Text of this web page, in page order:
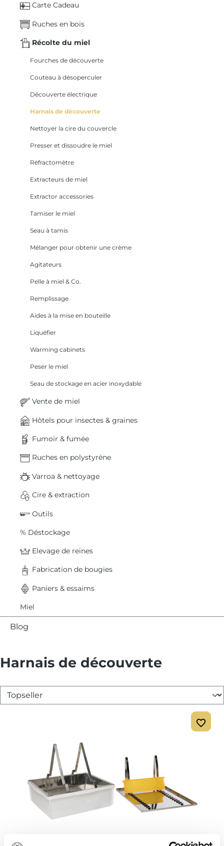
Carte Cadeau
Ruches en bois
Récolte du miel
Fourches de découverte
Couteau à désoperculer
Découverte électrique
Harnais de découverte
Nettoyer la cire du couvercle
Presser et dissoudre le miel
Réfractomètre
Extracteurs de miel
Extractor accessories
Tamiser le miel
Seau à tamis
Mélanger pour obtenir une crème
Agitateurs
Pelle à miel & Co.
Remplissage
Aides à la mise en bouteille
Liquéfier
Warming cabinets
Peser le miel
Seau de stockage en acier inoxydable
Vente de miel
Hôtels pour insectes & graines
Fumoir & fumée
Ruches en polystyrène
Varroa & nettoyage
Cire & extraction
Outils
% Déstockage
Elevage de reines
Fabrication de bougies
Paniers & essaims
Miel
Blog
Harnais de découverte